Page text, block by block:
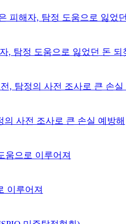
, 탐정 도움으로 잃었던 돈 되
사전 조사로 큰 손실 예방해
이루어져